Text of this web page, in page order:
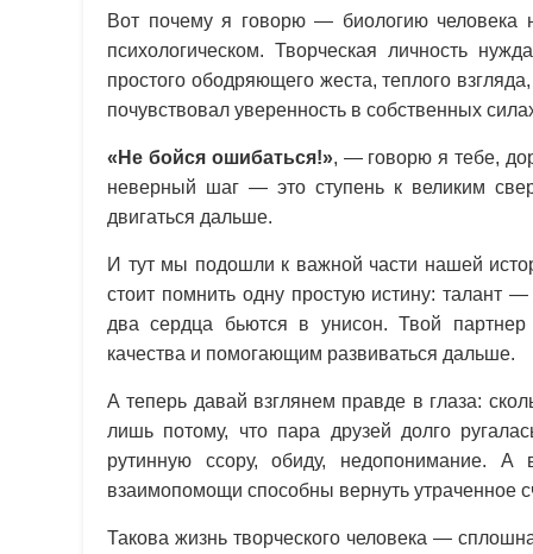
Вот почему я говорю — биологию человека
психологическом. Творческая личность
простого ободряющего жеста, теплого
почувствовал уверенность в собственных
«Не бойся ошибаться!», — говорю я тебе,
неверный шаг — это ступень к великим
двигаться дальше.
И тут мы подошли к важной части нашей
стоит помнить одну простую истину: талант
два сердца бьются в унисон. Твой
качества и помогающим развиваться дальше.
А теперь давай взглянем правде в глаза:
лишь потому, что пара друзей долго
рутинную ссору, обиду, недопонимание.
взаимопомощи способны вернуть утраченное
Такова жизнь творческого человека —